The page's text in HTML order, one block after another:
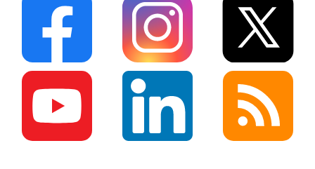
WYDARZENIA
BIZNES
PO GODZINACH
KONTAKT